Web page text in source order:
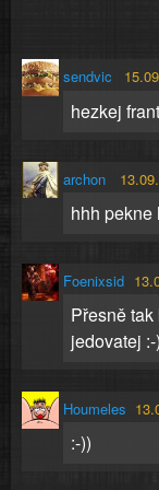
sendvic
hezkej
archon
hhh pekne
Foenixsid
Přesně
jedovatej :-
Houmeles
:-))